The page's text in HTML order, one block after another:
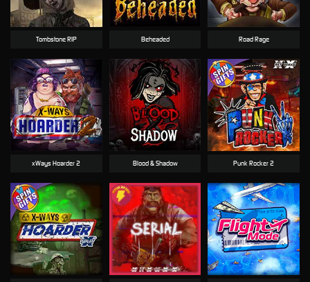
Blood & Shadow Punk Rocker 2
Beheaded
Tombstone RIP Road Rage
xWays Hoarder 2